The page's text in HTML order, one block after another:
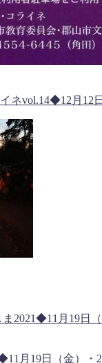
ネvol.14◆12月12
月19日（金